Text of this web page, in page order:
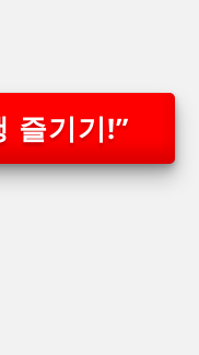
즐기기!”